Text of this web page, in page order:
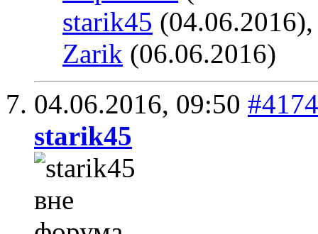
starik45
Zarik (06.06.2016)
04.06.2016, 09:50 #4174
starik45